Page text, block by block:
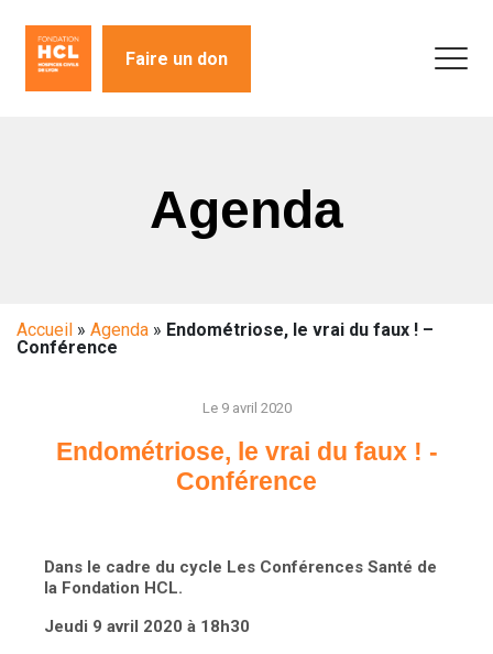
Faire un don
Agenda
Accueil » Agenda » Endométriose, le vrai du faux ! –
Conférence
Le 9 avril 2020
Endométriose, le vrai du faux ! -
Conférence
Dans le cadre du cycle Les Conférences Santé de
la Fondation HCL.
Jeudi 9 avril 2020 à 18h30